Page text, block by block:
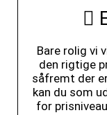
Bare rolig vi
den rigtige
såfremt der
kan du som
for